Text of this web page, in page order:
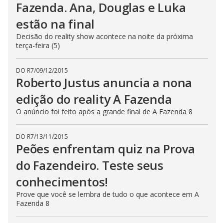
Fazenda. Ana, Douglas e Luka
estão na final
Decisão do reality show acontece na noite da próxima
terça-feira (5)
DO R7/09/12/2015
Roberto Justus anuncia a nona
edição do reality A Fazenda
O anúncio foi feito após a grande final de A Fazenda 8
DO R7/13/11/2015
Peões enfrentam quiz na Prova
do Fazendeiro. Teste seus
conhecimentos!
Prove que você se lembra de tudo o que acontece em A
Fazenda 8